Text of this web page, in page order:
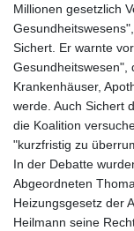
Millionen gesetzlich
Sichert. Er warnte
Gesundheitswesen",
Krankenhäuser,
werde. Auch Sichert
die Koalition
"kurzfristig zu
In der Debatte
Abgeordneten
Heizungsgesetz der
Heilmann seine